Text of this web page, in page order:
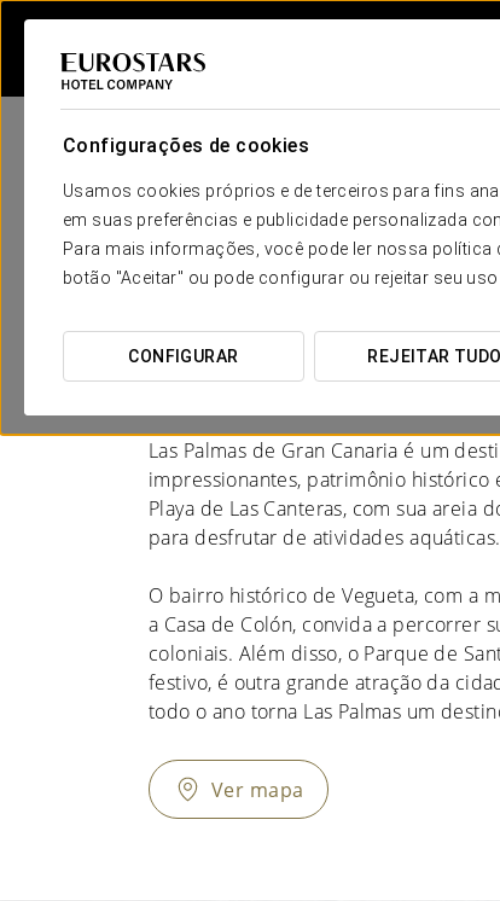
Configurações de cookies
Usamos cookies próprios e de terceiros para fins
em suas preferências e publicidade personalizada
Para mais informações, você pode ler nossa
botão "Aceitar" ou pode configurar ou rejeitar seu
CONFIGURAR REJEITAR TUDO
Hotéis em Las
Canaria
ONDE O MAR CONTA UMA
Las Palmas de Gran Canaria é um
impressionantes, patrimônio histórico
Playa de Las Canteras, com sua areia
para desfrutar de atividades aquáticas.
O bairro histórico de Vegueta, com a
a Casa de Colón, convida a percorrer
coloniais. Além disso, o Parque de
festivo, é outra grande atração da
todo o ano torna Las Palmas um
Ver mapa